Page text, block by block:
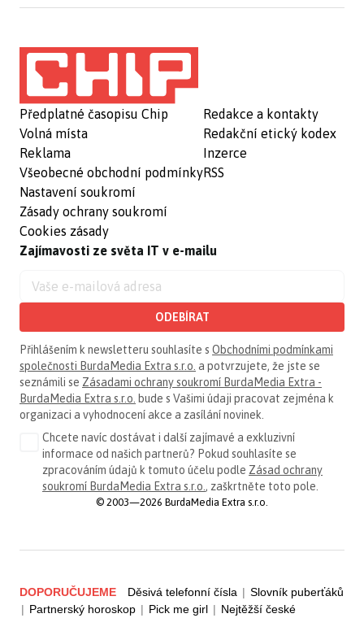
Předplatné časopisu Chip
Volná místa
Reklama
Všeobecné obchodní podmínky
Nastavení soukromí
Zásady ochrany soukromí
Cookies zásady
Redakce a kontakty
Redakční etický kodex
Inzerce
RSS
Zajímavosti ze světa IT v e-mailu
ODEBÍRAT
Přihlášením k newsletteru souhlasíte s Obchodními podmínkami
společnosti BurdaMedia Extra s.r.o. a potvrzujete, že jste se
seznámili se Zásadami ochrany soukromí BurdaMedia Extra -
BurdaMedia Extra s.r.o. bude s Vašimi údaji pracovat zejména k
organizaci a vyhodnocení akce a zasílání novinek.
Chcete navíc dostávat i další zajímavé a exkluzivní
informace od našich partnerů? Pokud souhlasíte se
zpracováním údajů k tomuto účelu podle Zásad ochrany
soukromí BurdaMedia Extra s.r.o. , zaškrtněte toto pole.
© 2003—2026 BurdaMedia Extra s.r.o.
DOPORUČUJEME Děsivá telefonní čísla | Slovník puberťáků
| Partnerský horoskop | Pick me girl | Nejtěžší české